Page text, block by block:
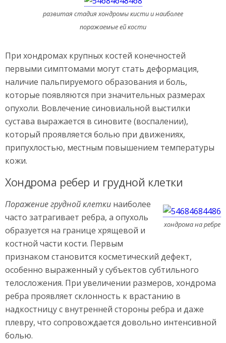
развитая стадия хондромы кисти и наиболее
поражаемые ей кости
При хондромах крупных костей конечностей
первыми симптомами могут стать деформация,
наличие пальпируемого образования и боль,
которые появляются при значительных размерах
опухоли. Вовлечение синовиальной выстилки
сустава выражается в синовите (воспалении),
который проявляется болью при движениях,
припухлостью, местным повышением температуры
кожи.
Хондрома ребер и грудной клетки
хондрома на ребре
Поражение грудной клетки наиболее
часто затрагивает ребра, а опухоль
образуется на границе хрящевой и
костной части кости. Первым
признаком становится косметический дефект,
особенно выраженный у субъектов субтильного
телосложения. При увеличении размеров, хондрома
ребра проявляет склонность к врастанию в
надкостницу с внутренней стороны ребра и даже
плевру, что сопровождается довольно интенсивной
болью.